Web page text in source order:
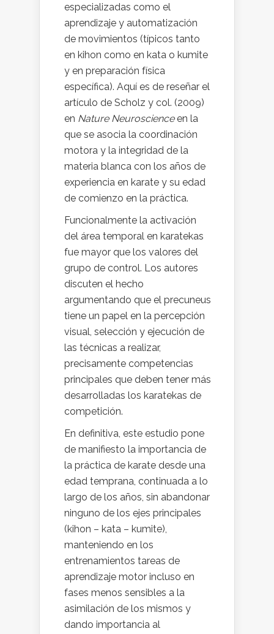
especializadas como el
aprendizaje y automatización
de movimientos (típicos tanto
en kihon como en kata o kumite
y en preparación física
específica). Aquí es de reseñar el
artículo de Scholz y col. (2009)
en Nature Neuroscienceen la
que se asocia la coordinación
motora y la integridad de la
materia blanca con los años de
experiencia en karate y su edad
de comienzo en la práctica.
Funcionalmente la activación
del área temporal en karatekas
fue mayor que los valores del
grupo de control. Los autores
discuten el hecho
argumentando que el precuneus
tiene un papel en la percepción
visual, selección y ejecución de
las técnicas a realizar,
precisamente competencias
principales que deben tener más
desarrolladas los karatekas de
competición.
En definitiva, este estudio pone
de manifiesto la importancia de
la práctica de karate desde una
edad temprana, continuada a lo
largo de los años, sin abandonar
ninguno de los ejes principales
(kihon – kata – kumite),
manteniendo en los
entrenamientos tareas de
aprendizaje motor incluso en
fases menos sensibles a la
asimilación de los mismos y
dando importancia al